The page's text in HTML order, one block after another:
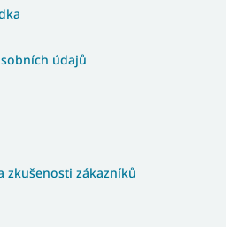
údajů
zkušenosti zákazníků